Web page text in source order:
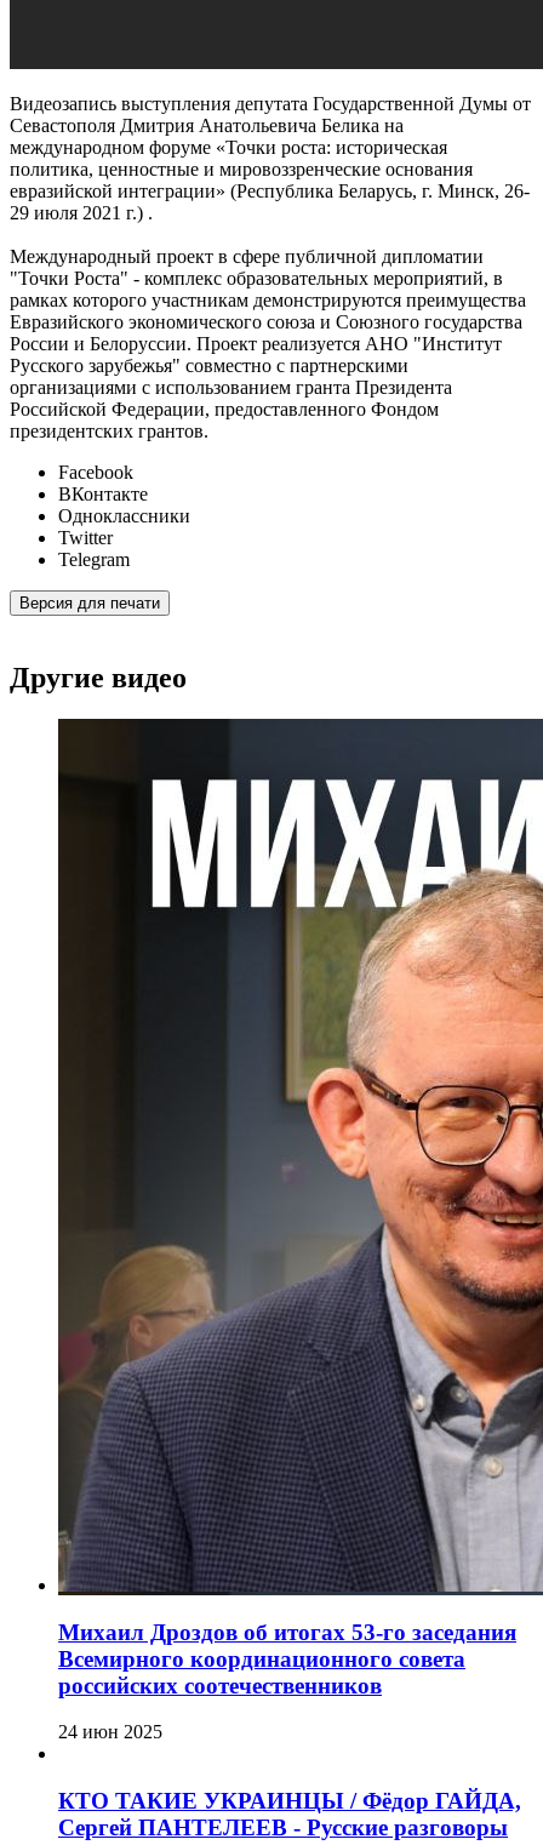
Видеозапись выступления депутата Государственной Думы от
Севастополя Дмитрия Анатольевича Белика на
международном форуме «Точки роста: историческая
политика, ценностные и мировоззренческие основания
евразийской интеграции» (Республика Беларусь, г. Минск, 26-
29 июля 2021 г.) .
Международный проект в сфере публичной дипломатии
"Точки Роста" - комплекс образовательных мероприятий, в
рамках которого участникам демонстрируются преимущества
Евразийского экономического союза и Союзного государства
России и Белоруссии. Проект реализуется АНО "Институт
Русского зарубежья" совместно с партнерскими
организациями с использованием гранта Президента
Российской Федерации, предоставленного Фондом
президентских грантов.
Facebook
ВКонтакте
Одноклассники
Twitter
Telegram
Версия для печати
Другие видео
Михаил Дроздов об итогах 53-го заседания
Всемирного координационного совета
российских соотечественников
24 июн 2025
КТО ТАКИЕ УКРАИНЦЫ / Фёдор ГАЙДА,
Сергей ПАНТЕЛЕЕВ - Русские разговоры